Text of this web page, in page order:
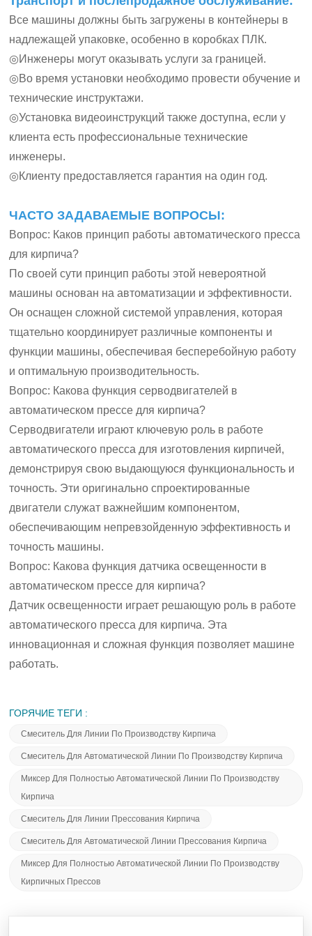
Все машины должны быть загружены в контейнеры в
надлежащей упаковке, особенно в коробках ПЛК.
◎Инженеры могут оказывать услуги за границей.
◎Во время установки необходимо провести обучение и
технические инструктажи.
◎Установка видеоинструкций также доступна, если у
клиента есть профессиональные технические
инженеры.
◎Клиенту предоставляется гарантия на один год.
ЧАСТО ЗАДАВАЕМЫЕ ВОПРОСЫ:
Вопрос: Каков принцип работы автоматического пресса
для кирпича?
По своей сути принцип работы этой невероятной
машины основан на автоматизации и эффективности.
Он оснащен сложной системой управления, которая
тщательно координирует различные компоненты и
функции машины, обеспечивая бесперебойную работу
и оптимальную производительность.
Вопрос: Какова функция серводвигателей в
автоматическом прессе для кирпича?
Серводвигатели играют ключевую роль в работе
автоматического пресса для изготовления кирпичей,
демонстрируя свою выдающуюся функциональность и
точность. Эти оригинально спроектированные
двигатели служат важнейшим компонентом,
обеспечивающим непревзойденную эффективность и
точность машины.
Вопрос: Какова функция датчика освещенности в
автоматическом прессе для кирпича?
Датчик освещенности играет решающую роль в работе
автоматического пресса для кирпича. Эта
инновационная и сложная функция позволяет машине
работать.
ГОРЯЧИЕ ТЕГИ :
Смеситель Для Линии По Производству Кирпича
Смеситель Для Автоматической Линии По Производству Кирпича
Миксер Для Полностью Автоматической Линии По Производству
Кирпича
Смеситель Для Линии Прессования Кирпича
Смеситель Для Автоматической Линии Прессования Кирпича
Миксер Для Полностью Автоматической Линии По Производству
Кирпичных Прессов